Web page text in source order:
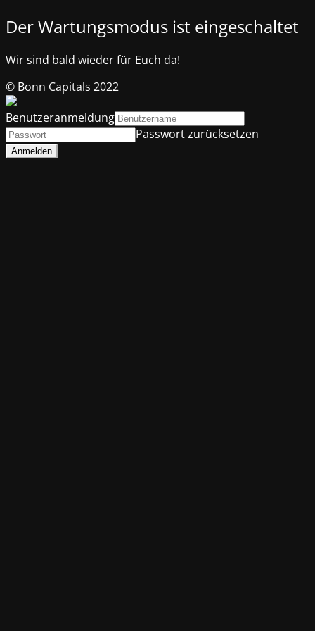
Der Wartungsmodus ist eingeschaltet
Wir sind bald wieder für Euch da!
© Bonn Capitals 2022
Benutzeranmeldung
Passwort zurücksetzen